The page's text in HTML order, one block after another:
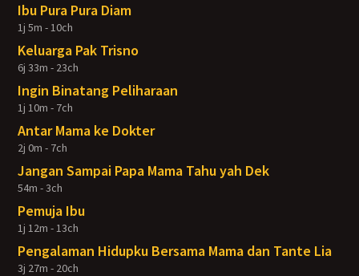
Ibu Pura Pura Diam
1j 5m - 10ch
Keluarga Pak Trisno
6j 33m - 23ch
Ingin Binatang Peliharaan
1j 10m - 7ch
Antar Mama ke Dokter
2j 0m - 7ch
Jangan Sampai Papa Mama Tahu yah Dek
54m - 3ch
Pemuja Ibu
1j 12m - 13ch
Pengalaman Hidupku Bersama Mama dan Tante Lia
3j 27m - 20ch